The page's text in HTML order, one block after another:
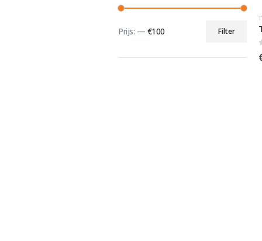
Min.
prijs
Max.
prijs
Filter
Prijs: — €100